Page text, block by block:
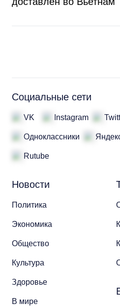
Новости
Политика
Экономика
Общество
Культура
Здоровье
В мире
Социальные сети
VK Instagram
Одноклассники
Rutube